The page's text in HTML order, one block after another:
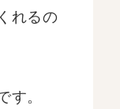
れるの
。